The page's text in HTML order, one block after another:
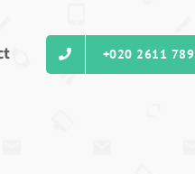
+020 2611 789